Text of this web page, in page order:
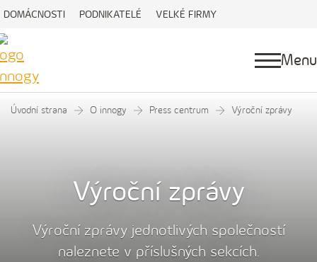
DOMÁCNOSTI PODNIKATELÉ VELKÉ FIRMY
Menu
Úvodní strana O innogy Press centrum Výroční zprávy
Výroční zprávy
Výroční zprávy jednotlivých společností
naleznete v příslušných sekcích.